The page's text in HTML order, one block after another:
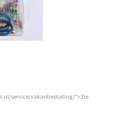
service/vakantiesluiting/">Zie